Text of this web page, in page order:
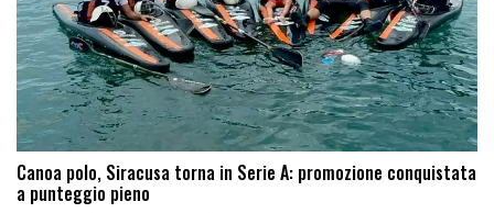
Canoa polo, Siracusa torna in Serie A: promozione conquistata
a punteggio pieno